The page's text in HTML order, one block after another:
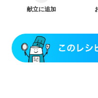
CKD（ステージ１）
乳がん治療を終えた方・経
妊娠中(初期)
妊婦健診・
妊婦健診・血圧が気になる（
献立に追加